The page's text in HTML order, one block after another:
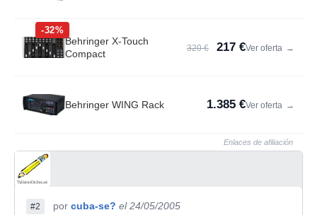
-32%
Behringer X-Touch
Compact
320 € 217 €Ver oferta →
Behringer WING Rack 1.385 €Ver oferta →
Enlaces de afiliación
#2 por cuba-se? el 24/05/2005